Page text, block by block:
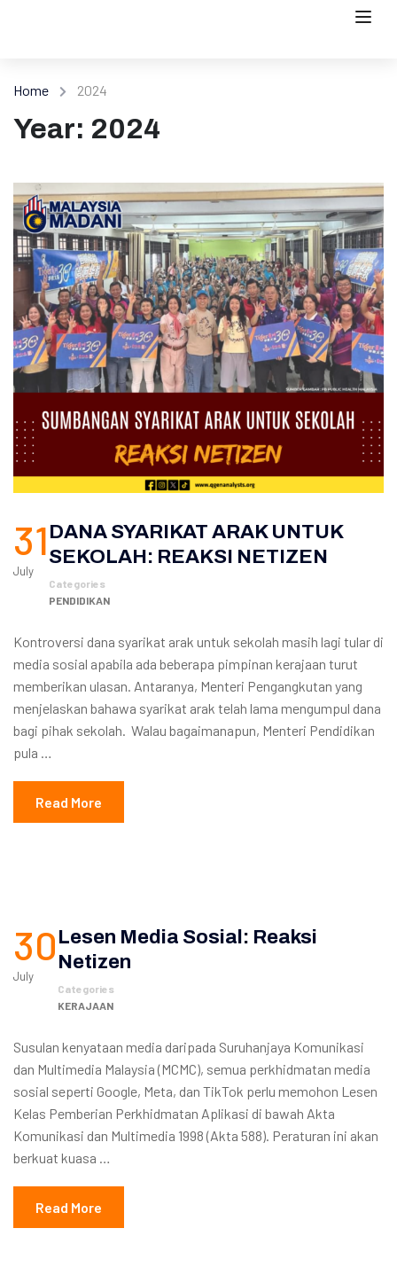
Home 2024
Year: 2024
31
July
DANA SYARIKAT ARAK UNTUK
SEKOLAH: REAKSI NETIZEN
Categories
PENDIDIKAN
Kontroversi dana syarikat arak untuk sekolah masih lagi tular di
media sosial apabila ada beberapa pimpinan kerajaan turut
memberikan ulasan. Antaranya, Menteri Pengangkutan yang
menjelaskan bahawa syarikat arak telah lama mengumpul dana
bagi pihak sekolah. Walau bagaimanapun, Menteri Pendidikan
pula …
Read More
30
July
Lesen Media Sosial: Reaksi
Netizen
Categories
KERAJAAN
Susulan kenyataan media daripada Suruhanjaya Komunikasi
dan Multimedia Malaysia (MCMC), semua perkhidmatan media
sosial seperti Google, Meta, dan TikTok perlu memohon Lesen
Kelas Pemberian Perkhidmatan Aplikasi di bawah Akta
Komunikasi dan Multimedia 1998 (Akta 588). Peraturan ini akan
berkuat kuasa …
Read More